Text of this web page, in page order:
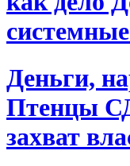
Деньги,
Птенцы
захват